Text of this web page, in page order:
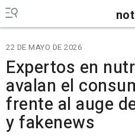
22 DE MAYO DE 2026
Expertos en
avalan el
frente al auge
y fakenews